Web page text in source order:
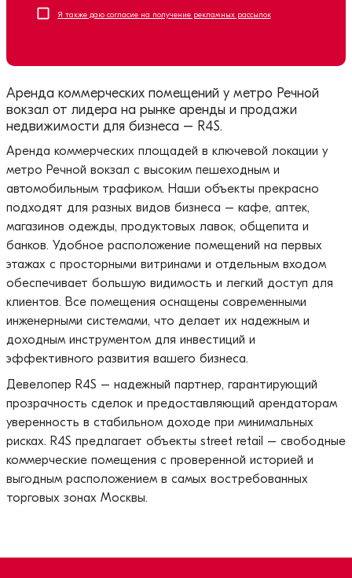
Я также даю согласие на получение рекламных рассылок
Аренда коммерческих помещений у метро Речной
вокзал от лидера на рынке аренды и продажи
недвижимости для бизнеса – R4S.
Аренда коммерческих площадей в ключевой локации у
метро Речной вокзал с высоким пешеходным и
автомобильным трафиком. Наши объекты прекрасно
подходят для разных видов бизнеса – кафе, аптек,
магазинов одежды, продуктовых лавок, общепита и
банков. Удобное расположение помещений на первых
этажах с просторными витринами и отдельным входом
обеспечивает большую видимость и легкий доступ для
клиентов. Все помещения оснащены современными
инженерными системами, что делает их надежным и
доходным инструментом для инвестиций и
эффективного развития вашего бизнеса.
Девелопер R4S – надежный партнер, гарантирующий
прозрачность сделок и предоставляющий арендаторам
уверенность в стабильном доходе при минимальных
рисках. R4S предлагает объекты street retail – свободные
коммерческие помещения с проверенной историей и
выгодным расположением в самых востребованных
торговых зонах Москвы.